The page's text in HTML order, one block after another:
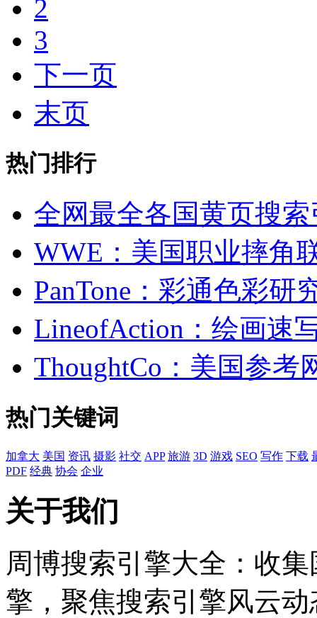
2
3
下一页
末页
热门排行
全网最全各国黄页搜
WWE：美国职业摔角
PanTone：彩通色彩研
LineofAction：绘画速
ThoughtCo：美国参考
热门关键词
加拿大 美国 资讯 摄影 社交 APP 旅游 3D 游戏 SEO 写作 下载
PDF 经典 协会 企业
关于我们
周博搜索引擎大全：收
擎，聚焦搜索引擎风云动